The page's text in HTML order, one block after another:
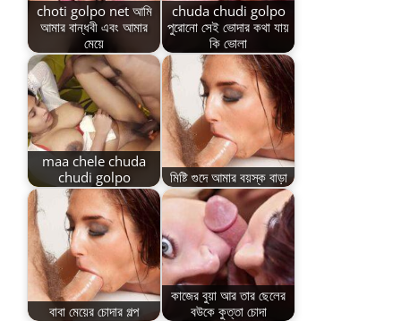
choti golpo net আমি
আমার বান্ধবী এবং আমার
মেয়ে
chuda chudi golpo
পুরোনো সেই ভোদার কথা যায়
কি ভোলা
maa chele chuda
chudi golpo
মিষ্টি গুদে আমার বয়স্ক বাড়া
বাবা মেয়ের চোদার গল্প
কাজের বুয়া আর তার ছেলের
বউকে কুত্তা চোদা